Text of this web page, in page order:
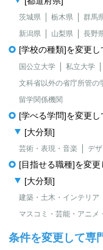
茨城県 栃木県 群馬
新潟県
山梨県 長野
[学校の種類]を変更し
国公立大学 私立大学
文科省以外の省庁所管の
留学関係機関
[学べる学問]を変更し
[大分類]
芸術・表現・音楽 デ
[目指せる職種]を変更
[大分類]
建築・土木・インテリア
マスコミ・芸能・アニメ
条件を変更して専